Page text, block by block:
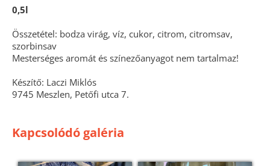
0,5l
Összetétel: bodza virág, víz, cukor, citrom, citromsav,
szorbinsav
Mesterséges aromát és színezőanyagot nem tartalmaz!
Készítő: Laczi Miklós
9745 Meszlen, Petőfi utca 7.
Kapcsolódó galéria